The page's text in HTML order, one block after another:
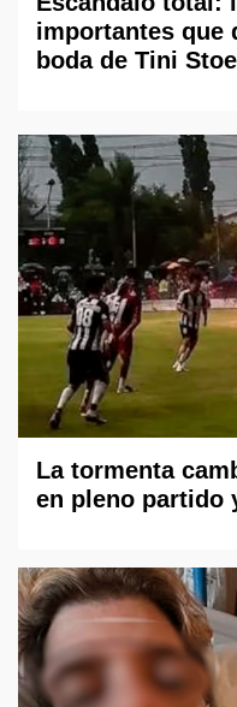
importantes que
boda de Tini
La tormenta
en pleno partido